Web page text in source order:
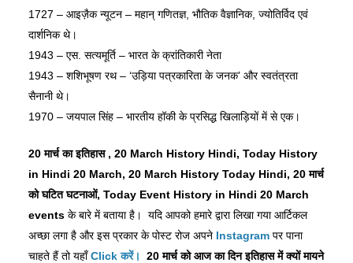
1727 – आइज़ैक न्यूटन – महान् गणितज्ञ, भौतिक वैज्ञानिक, ज्योतिर्विद एवं
दार्शनिक थे।
1943 – एस. सत्यमूर्ति – भारत के क्रांतिकारी नेता
1943 – शशिभूषण रथ – ‘उड़िया पत्रकारिता के जनक’ और स्वतंत्रता
सैनानी थे।
1970 – जयपाल सिंह – भारतीय हॉकी के प्रसिद्ध खिलाड़ियों में से एक।
20 मार्च का इतिहास , 20 March History Hindi, Today History
in Hindi 20 March, 20 March History Today Hindi, 20 मार्च
को घटित घटनाओं, Today Event History in Hindi 20 March
events के बारे में बताया है। यदि आपको हमारे द्वारा लिखा गया आर्टिकल
अच्छा लगा है और इस प्रकार के पोस्ट रोज अपने Instagram पर पाना
चाहते हैं तो यहाँClickकरें। 20 मार्चकोआजकादिनइतिहासमेंक्योंमायने